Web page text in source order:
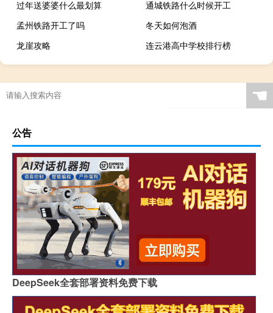
过年送婆婆什么最划算
通城铁路什么时候开工
孟州铁路开工了吗
冬天如何泡酒
龙崖攻略
连云港高中学校排行榜
☚
公告
DeepSeek全套部署资料免费下载